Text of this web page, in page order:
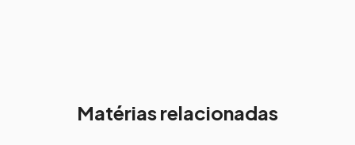
Matérias relacionadas